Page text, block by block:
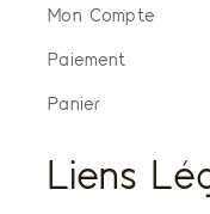
Mon Compte
Paiement
Panier
Liens